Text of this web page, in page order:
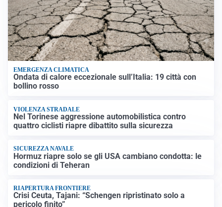
EMERGENZA CLIMATICA
Ondata di calore eccezionale sull’Italia: 19 città con
bollino rosso
VIOLENZA STRADALE
Nel Torinese aggressione automobilistica contro
quattro ciclisti riapre dibattito sulla sicurezza
SICUREZZA NAVALE
Hormuz riapre solo se gli USA cambiano condotta: le
condizioni di Teheran
RIAPERTURA FRONTIERE
Crisi Ceuta, Tajani: “Schengen ripristinato solo a
pericolo finito”